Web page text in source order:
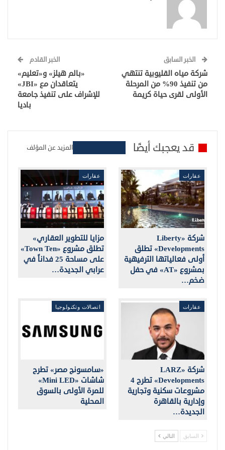
الخبر السابق
شركة مياه القليوبية تنتهي
من تنفيذ 90% من المرحلة
الأولى لقرى حياة كريمة
الخبر القادم
«بالم هيلز» و«تعليم»
يتعاقدان مع «JBI»
للإشراف على تنفيذ جامعة
باديا
قد يعجبك أيضًا المزيد عن المؤلف
عقارات
شركة «Liberty
Developments» تطلق
أولى فعالياتها الترفيهية
بمشروع «AT» في حفل
ضخم…
عقارات
مزايا للتطوير العقاري»
تطلق مشروع «Town Ten»
على مساحة 25 فداناً في
عرابي الجديدة…
عقارات
شركة «LARZ
Developments» تطرح 4
مشروعات سكنية وتجارية
وإدارية بالقاهرة
الجديدة…
اتصالات وتكنولوجيا
«سامسونج مصر» تطرح
شاشات «Mini LED»
للمرة الأولى بالسوق
المحلية
السابق التالي